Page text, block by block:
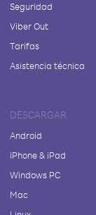
Seguridad
Viber Out
Tarifas
Asistencia técnica
DESCARGAR
Android
iPhone & iPad
Windows PC
Mac